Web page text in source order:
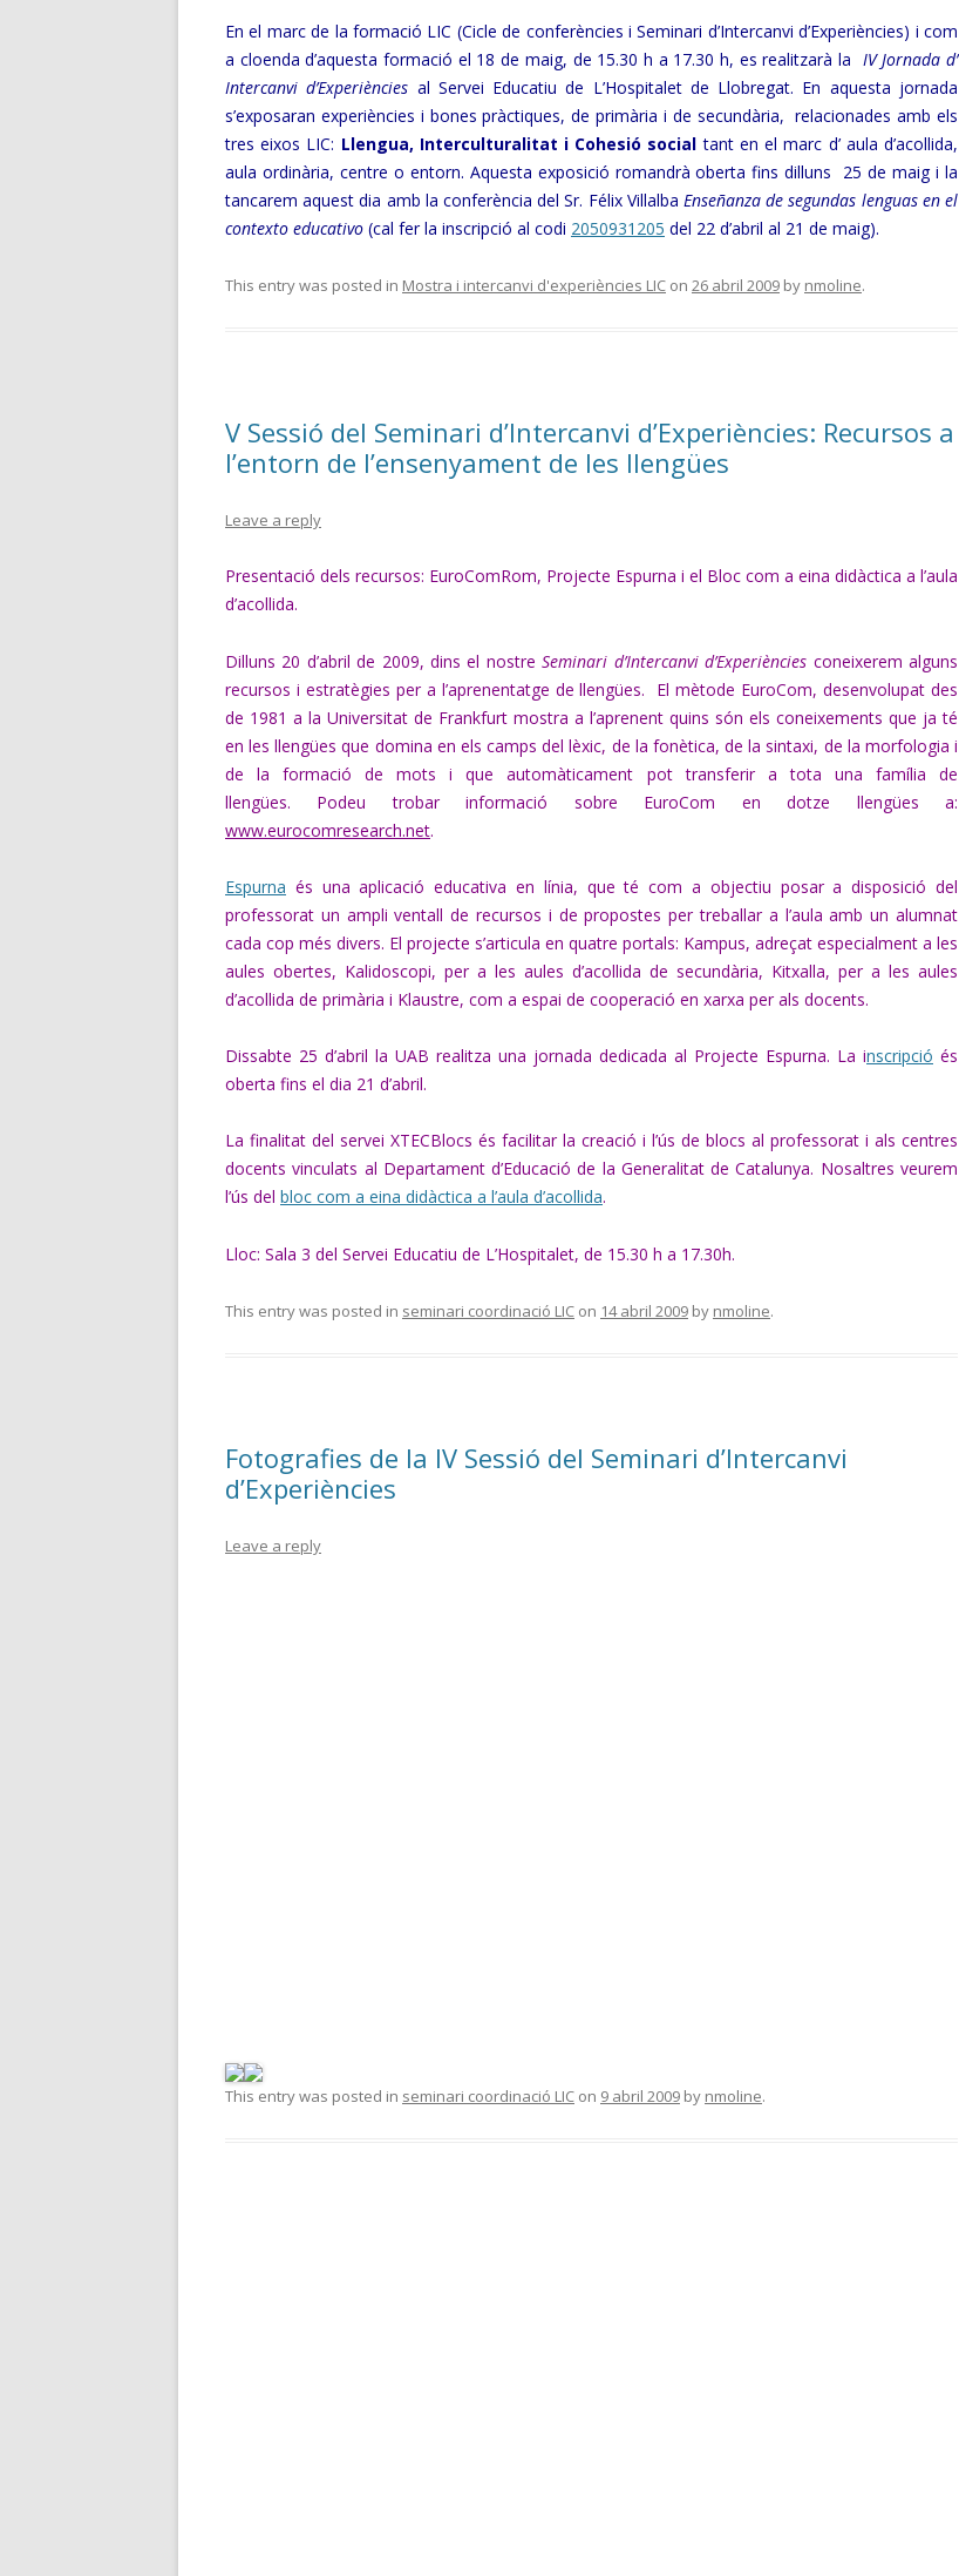
En el marc de la formació LIC (Cicle de conferències i Seminari d’Intercanvi d’Experiències) i com
a cloenda d’aquesta formació el 18 de maig, de 15.30 h a 17.30 h, es realitzarà la IV Jornada d’
Intercanvi d’Experiències al Servei Educatiu de L’Hospitalet de Llobregat. En aquesta jornada
s’exposaran experiències i bones pràctiques, de primària i de secundària, relacionades amb els
tres eixos LIC: Llengua, Interculturalitat i Cohesió social tant en el marc d’ aula d’acollida,
aula ordinària, centre o entorn. Aquesta exposició romandrà oberta fins dilluns 25 de maig i la
tancarem aquest dia amb la conferència del Sr. Félix Villalba Enseñanza de segundas lenguas en el
contexto educativo (cal fer la inscripció al codi 2050931205 del 22 d’abril al 21 de maig).
This entry was posted in Mostra i intercanvi d'experiències LIC on 26 abril 2009 by nmoline.
V Sessió del Seminari d’Intercanvi d’Experiències: Recursos a
l’entorn de l’ensenyament de les llengües
Leave a reply
Presentació dels recursos: EuroComRom, Projecte Espurna i el Bloc com a eina didàctica a l’aula
d’acollida.
Dilluns 20 d’abril de 2009, dins el nostreSeminari d’Intercanvi d’Experiències coneixerem alguns
recursos i estratègies per a l’aprenentatge de llengües. El mètode EuroCom, desenvolupat des
de 1981 a la Universitat de Frankfurt mostra a l’aprenent quins són els coneixements que ja té
en les llengües que domina en els camps del lèxic, de la fonètica, de la sintaxi, de la morfologia i
de la formació de mots i que automàticament pot transferir a tota una família de
llengües. Podeu trobar informació sobre EuroCom en dotze llengües a:
www.eurocomresearch.net.
Espurna és una aplicació educativa en línia, que té com a objectiu posar a disposició del
professorat un ampli ventall de recursos i de propostes per treballar a l’aula amb un alumnat
cada cop més divers. El projecte s’articula en quatre portals: Kampus, adreçat especialment a les
aules obertes, Kalidoscopi, per a les aules d’acollida de secundària, Kitxalla, per a les aules
d’acollida de primària i Klaustre, com a espai de cooperació en xarxa per als docents.
Dissabte 25 d’abril la UAB realitza una jornada dedicada al Projecte Espurna. La inscripció és
oberta fins el dia 21 d’abril.
La finalitat del servei XTECBlocs és facilitar la creació i l’ús de blocs al professorat i als centres
docents vinculats al Departament d’Educació de la Generalitat de Catalunya. Nosaltres veurem
l’ús del bloc com a eina didàctica a l’aula d’acollida.
Lloc: Sala 3 del Servei Educatiu de L’Hospitalet, de 15.30 h a 17.30h.
This entry was posted in seminari coordinació LIC on 14 abril 2009 by nmoline.
Fotografies de la IV Sessió del Seminari d’Intercanvi
d’Experiències
Leave a reply
This entry was posted in seminari coordinació LIC on 9 abril 2009 by nmoline.